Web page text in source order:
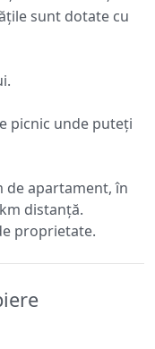
sunt dotate cu
picnic unde puteți
de apartament, în
distanță.
proprietate.